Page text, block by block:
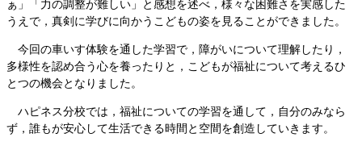
ぁ」「力の調整が難しい」と感想を述べ，様々な困難さを実感した
うえで，真剣に学びに向かうこどもの姿を見ることができました。
今回の車いす体験を通した学習で，障がいについて理解したり，
多様性を認め合う心を養ったりと，こどもが福祉について考えるひ
とつの機会となりました。
ハピネス分校では，福祉についての学習を通して，自分のみなら
ず，誰もが安心して生活できる時間と空間を創造していきます。